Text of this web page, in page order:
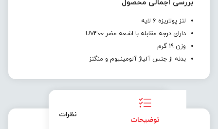
بررسی اجمالی محصول
لنز پولاریزه 6 لایه
دارای درجه مقابله با اشعه مضر UV400
وزن 19 گرم
بدنه از جنس آلیاژ آلومینیوم و منگنز
توضیحات
نظرات